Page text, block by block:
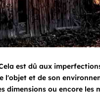
est dû aux
et de son
dimensions ou encore les